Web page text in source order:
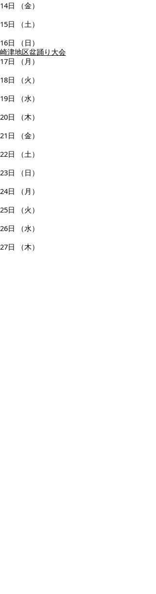
14日
（金）
15日
（土）
16日
（日）
崎津地区盆踊り大会
17日
（月）
18日
（火）
19日
（水）
20日
（木）
21日
（金）
22日
（土）
23日
（日）
24日
（月）
25日
（火）
26日
（水）
27日
（木）